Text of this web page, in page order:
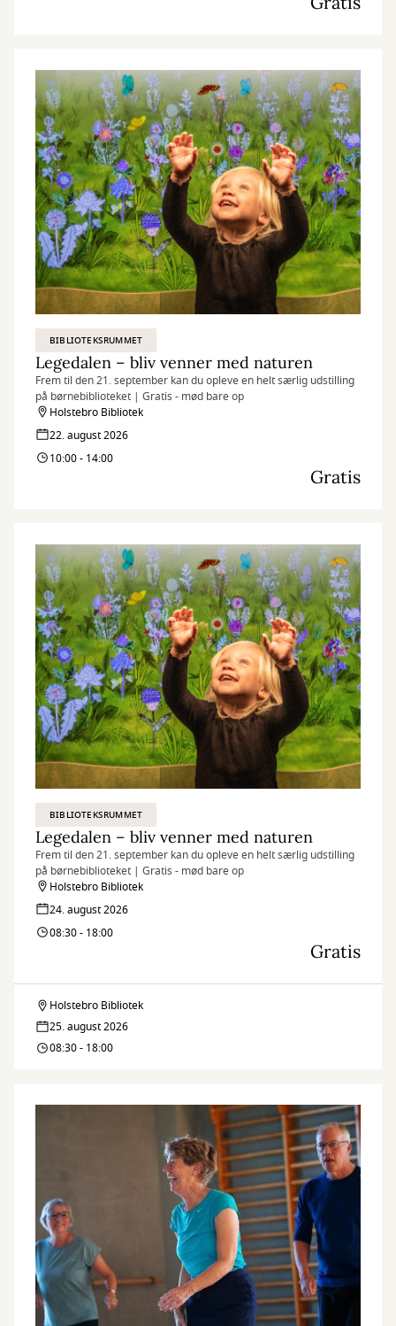
BIBLIOTEKSRUMMET
Legedalen – bliv venner med naturen
Frem til den 21. september kan du opleve en helt særlig udstilling
på børnebiblioteket | Gratis - mød bare op
Holstebro Bibliotek
22. august 2026
10:00 - 14:00
Gratis
BIBLIOTEKSRUMMET
Legedalen – bliv venner med naturen
Frem til den 21. september kan du opleve en helt særlig udstilling
på børnebiblioteket | Gratis - mød bare op
Holstebro Bibliotek
24. august 2026
08:30 - 18:00
Gratis
Legedalen
–
venner
Holstebro Bibliotek
25. august 2026
08:30 - 18:00